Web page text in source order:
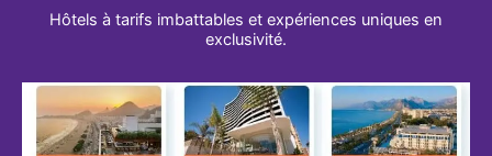
Hôtels à tarifs imbattables et expériences uniques en
exclusivité.